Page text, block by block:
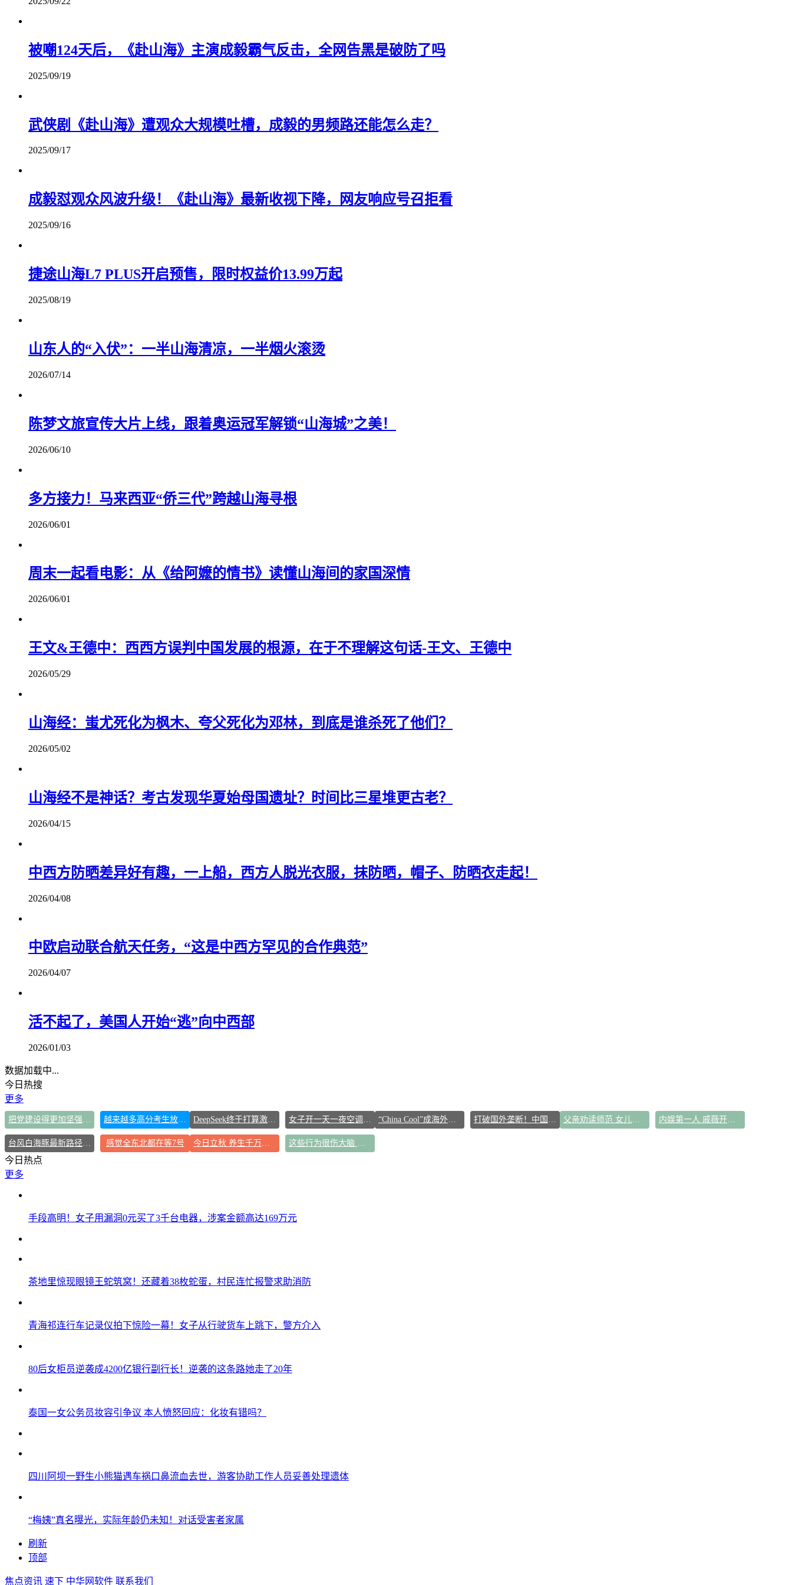
被嘲124天后，《赴山海》主演成毅霸气反击，全网告黑是破防了吗
2025/09/19
武侠剧《赴山海》遭观众大规模吐槽，成毅的男频路还能怎么走？
2025/09/17
成毅怼观众风波升级！《赴山海》最新收视下降，网友响应号召拒看
2025/09/16
捷途山海L7 PLUS开启预售，限时权益价13.99万起
2025/08/19
山东人的“入伏”：一半山海清凉，一半烟火滚烫
2026/07/14
陈梦文旅宣传大片上线，跟着奥运冠军解锁“山海城”之美！
2026/06/10
多方接力！马来西亚“侨三代”跨越山海寻根
2026/06/01
周末一起看电影：从《给阿嬷的情书》读懂山海间的家国深情
2026/06/01
王文&王德中：西西方误判中国发展的根源，在于不理解这句话-王文、王德中
2026/05/29
山海经：蚩尤死化为枫木、夸父死化为邓林，到底是谁杀死了他们？
2026/05/02
山海经不是神话？考古发现华夏始母国遗址？时间比三星堆更古老？
2026/04/15
中西方防晒差异好有趣，一上船，西方人脱光衣服，抹防晒，帽子、防晒衣走起！
2026/04/08
中欧启动联合航天任务，“这是中西方罕见的合作典范”
2026/04/07
活不起了，美国人开始“逃”向中西部
2026/01/03
数据加载中...
今日热搜
更多
把党建设得更加坚强有力 越来越多高分考生放弃985选警校 DeepSeek终于打算激进扩张了 女子开一天一夜空调后二氧化碳中毒 “China Cool”成海外热词 打破国外垄断！中国重磅科技集中上新 父亲劝读师范 女儿偏要考北大 内娱第一人 戚薇开放形象AI授权
台风白海豚最新路径研判来了 感觉全东北都在等7号 今日立秋 养生千万避开六大误区 这些行为很伤大脑 你却每天都在做
今日热点
更多
手段高明！女子用漏洞0元买了3千台电器，涉案金额高达169万元
茶地里惊现眼镜王蛇筑窝！还藏着38枚蛇蛋，村民连忙报警求助消防
青海祁连行车记录仪拍下惊险一幕！女子从行驶货车上跳下，警方介入
80后女柜员逆袭成4200亿银行副行长！逆袭的这条路她走了20年
泰国一女公务员妆容引争议 本人愤怒回应：化妆有错吗？
四川阿坝一野生小熊猫遇车祸口鼻流血去世，游客协助工作人员妥善处理遗体
“梅姨”真名曝光，实际年龄仍未知！对话受害者家属
刷新
顶部
焦点资讯 速下 中华网软件 联系我们